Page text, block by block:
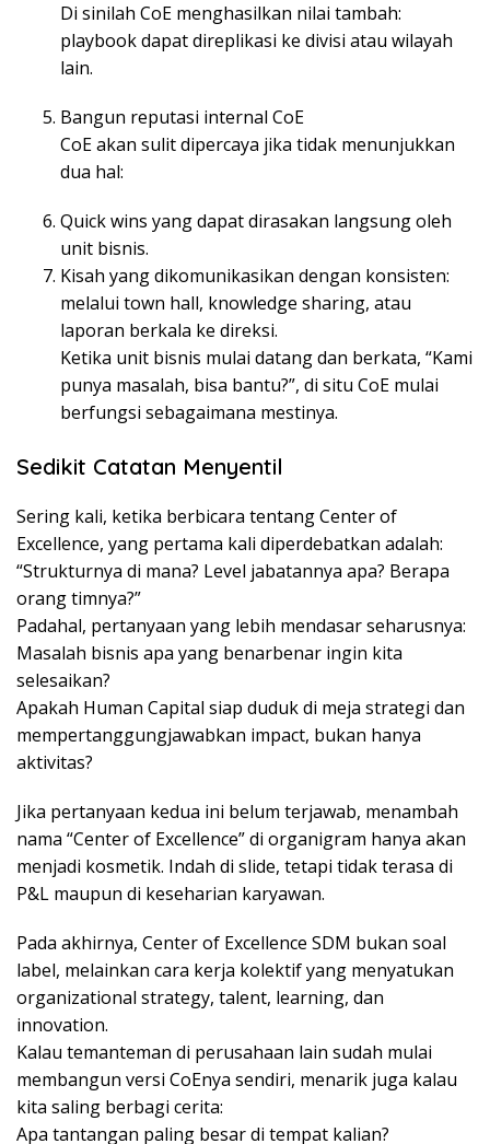
Di sinilah CoE menghasilkan nilai tambah:
playbook dapat direplikasi ke divisi atau wilayah
lain.
Bangun reputasi internal CoE
CoE akan sulit dipercaya jika tidak menunjukkan
dua hal:
Quick wins yang dapat dirasakan langsung oleh
unit bisnis.
Kisah yang dikomunikasikan dengan konsisten:
melalui town hall, knowledge sharing, atau
laporan berkala ke direksi.
Ketika unit bisnis mulai datang dan berkata, “Kami
punya masalah, bisa bantu?”, di situ CoE mulai
berfungsi sebagaimana mestinya.
Sedikit Catatan Menyentil
Sering kali, ketika berbicara tentang Center of
Excellence, yang pertama kali diperdebatkan adalah:
“Strukturnya di mana? Level jabatannya apa? Berapa
orang timnya?”
Padahal, pertanyaan yang lebih mendasar seharusnya:
Masalah bisnis apa yang benarbenar ingin kita
selesaikan?
Apakah Human Capital siap duduk di meja strategi dan
mempertanggungjawabkan impact, bukan hanya
aktivitas?
Jika pertanyaan kedua ini belum terjawab, menambah
nama “Center of Excellence” di organigram hanya akan
menjadi kosmetik. Indah di slide, tetapi tidak terasa di
P&L maupun di keseharian karyawan.
Pada akhirnya, Center of Excellence SDM bukan soal
label, melainkan cara kerja kolektif yang menyatukan
organizational strategy, talent, learning, dan
innovation.
Kalau temanteman di perusahaan lain sudah mulai
membangun versi CoEnya sendiri, menarik juga kalau
kita saling berbagi cerita:
Apa tantangan paling besar di tempat kalian?